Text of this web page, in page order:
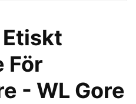
För
- WL Gore